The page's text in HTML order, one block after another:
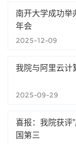
南开大学成功举
年会
2025-12-09
我院与阿里云计
2025-09-29
喜报：我院获评
国第三